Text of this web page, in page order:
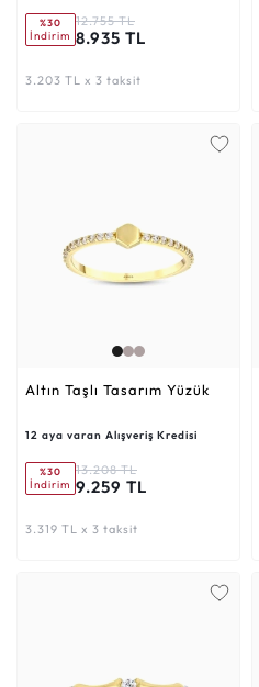
%30
İndirim
12.755 TL
8.935 TL
3.203 TL x 3 taksit
Altın Taşlı Tasarım Yüzük
12 aya varan Alışveriş Kredisi
%30
İndirim
13.208 TL
9.259 TL
3.319 TL x 3 taksit